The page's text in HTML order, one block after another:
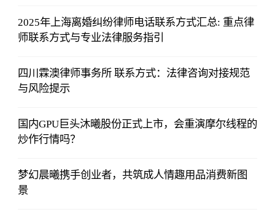
2025年上海离婚纠纷律师电话联系方式汇总: 重点律
师联系方式与专业法律服务指引
四川霖澳律师事务所 联系方式：法律咨询对接规范
与风险提示
国内GPU巨头沐曦股份正式上市，会重演摩尔线程的
炒作行情吗？
梦幻晨曦携手创业者，共筑成人情趣用品消费新图
景